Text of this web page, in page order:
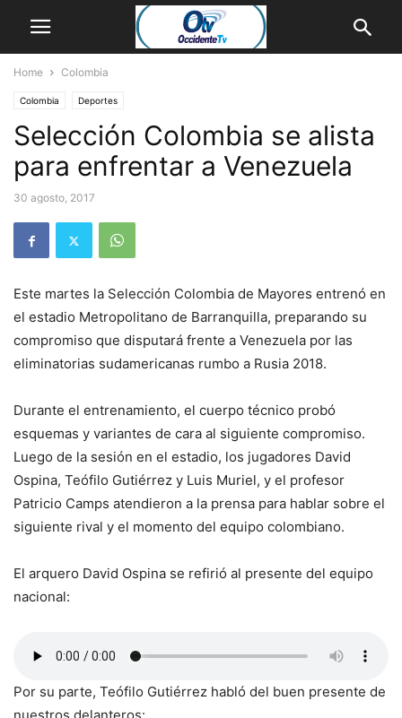
Home Colombia
Colombia Deportes
Selección Colombia se alista
para enfrentar a Venezuela
30 agosto, 2017
Este martes la Selección Colombia de Mayores entrenó en
el estadio Metropolitano de Barranquilla, preparando su
compromiso que disputará frente a Venezuela por las
eliminatorias sudamericanas rumbo a Rusia 2018.
Durante el entrenamiento, el cuerpo técnico probó
esquemas y variantes de cara al siguiente compromiso.
Luego de la sesión en el estadio, los jugadores David
Ospina, Teófilo Gutiérrez y Luis Muriel, y el profesor
Patricio Camps atendieron a la prensa para hablar sobre el
siguiente rival y el momento del equipo colombiano.
El arquero David Ospina se refirió al presente del equipo
nacional:
Por su parte, Teófilo Gutiérrez habló del buen presente de